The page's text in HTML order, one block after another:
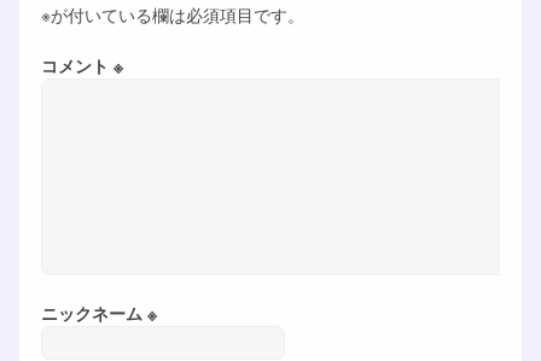
※が付いている欄は必須項目です。
コメント ※
ニックネーム ※